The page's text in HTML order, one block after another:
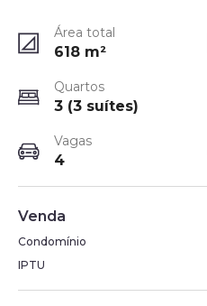
Área total
618 m²
Quartos
3 (3 suítes)
Vagas
4
Venda
Condomínio
IPTU